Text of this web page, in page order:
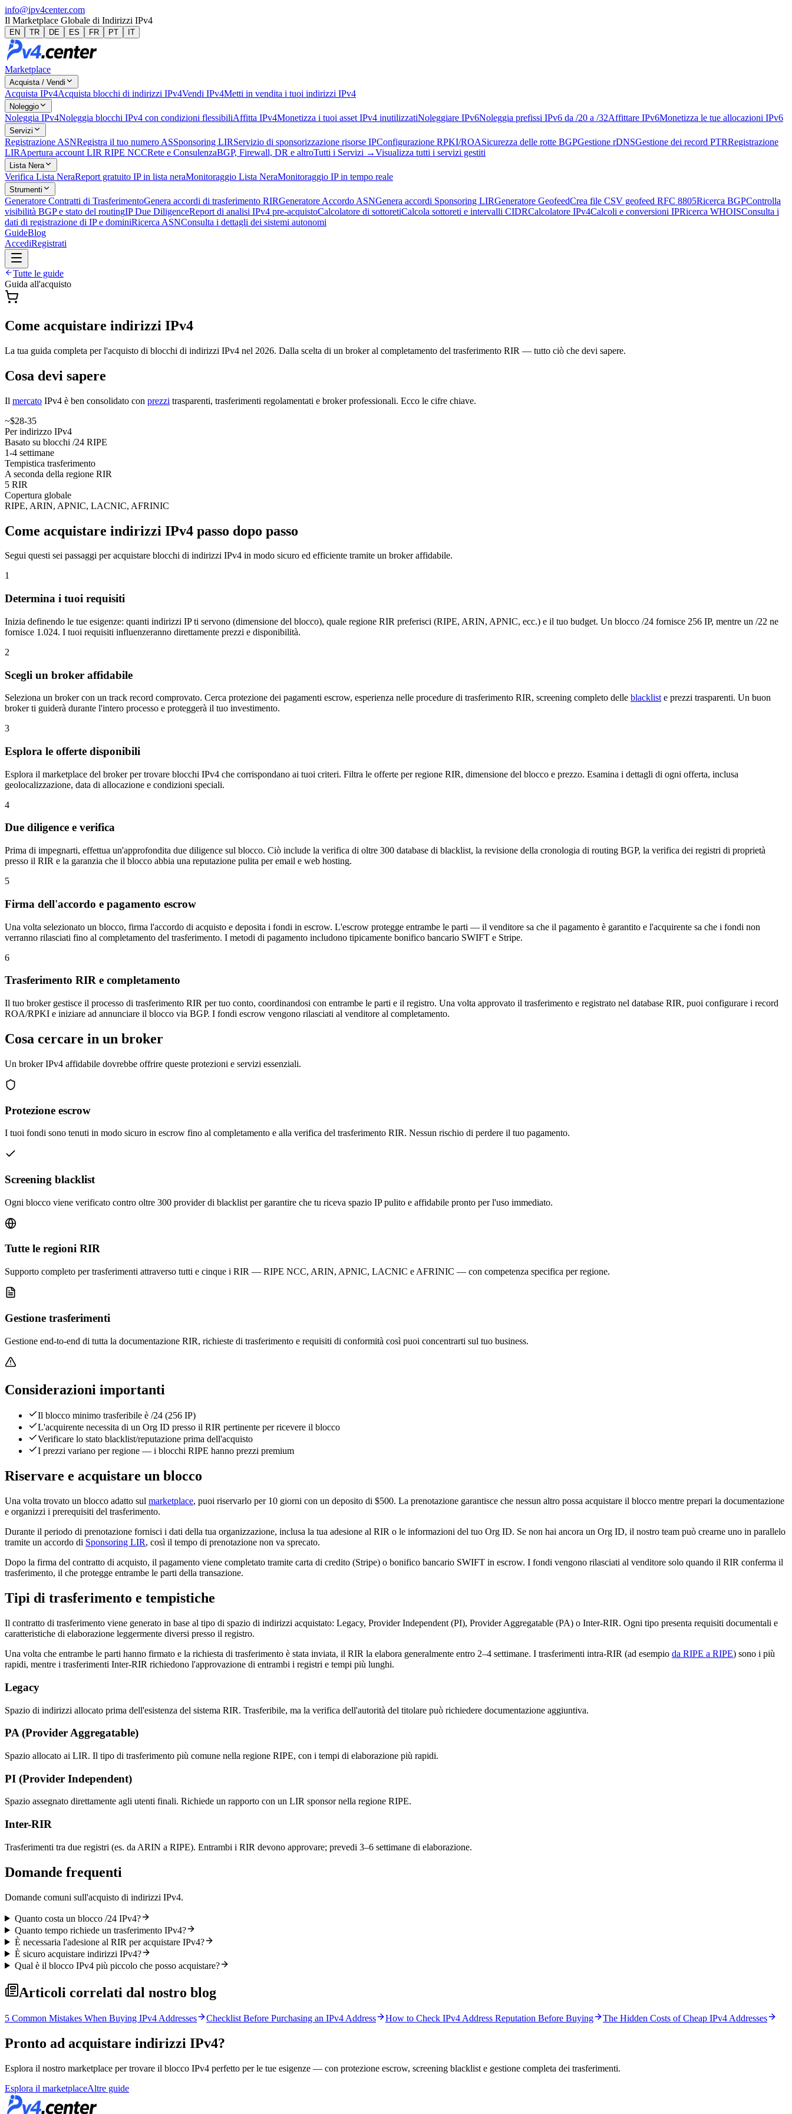
info@ipv4center.com
Il Marketplace Globale di Indirizzi IPv4
EN TR DE ES FR PT IT
Marketplace
Acquista / Vendi
Acquista IPv4Acquista blocchi di indirizzi IPv4Vendi IPv4Metti in vendita i tuoi indirizzi IPv4
Noleggio
Noleggia IPv4Noleggia blocchi IPv4 con condizioni flessibiliAffitta IPv4Monetizza i tuoi asset IPv4 inutilizzatiNoleggiare IPv6Noleggia prefissi IPv6 da /20 a /32Affittare IPv6Monetizza le tue allocazioni IPv6
Servizi
Registrazione ASNRegistra il tuo numero ASSponsoring LIRServizio di sponsorizzazione risorse IPConfigurazione RPKI/ROASicurezza delle rotte BGPGestione rDNSGestione dei record PTRRegistrazione
LIRApertura account LIR RIPE NCCRete e ConsulenzaBGP, Firewall, DR e altroTutti i Servizi →Visualizza tutti i servizi gestiti
Lista Nera
Verifica Lista NeraReport gratuito IP in lista neraMonitoraggio Lista NeraMonitoraggio IP in tempo reale
Strumenti
Generatore Contratti di TrasferimentoGenera accordi di trasferimento RIRGeneratore Accordo ASNGenera accordi Sponsoring LIRGeneratore GeofeedCrea file CSV geofeed RFC 8805Ricerca BGPControlla
visibilità BGP e stato del routingIP Due DiligenceReport di analisi IPv4 pre-acquistoCalcolatore di sottoretiCalcola sottoreti e intervalli CIDRCalcolatore IPv4Calcoli e conversioni IPRicerca WHOISConsulta i
dati di registrazione di IP e dominiRicerca ASNConsulta i dettagli dei sistemi autonomi
GuideBlog
AccediRegistrati
Tutte le guide
Guida all'acquisto
Come acquistare indirizzi IPv4
La tua guida completa per l'acquisto di blocchi di indirizzi IPv4 nel 2026. Dalla scelta di un broker al completamento del trasferimento RIR — tutto ciò che devi sapere.
Cosa devi sapere
Il mercato IPv4 è ben consolidato con prezzi trasparenti, trasferimenti regolamentati e broker professionali. Ecco le cifre chiave.
~$28-35
Per indirizzo IPv4
Basato su blocchi /24 RIPE
1-4 settimane
Tempistica trasferimento
A seconda della regione RIR
5 RIR
Copertura globale
RIPE, ARIN, APNIC, LACNIC, AFRINIC
Come acquistare indirizzi IPv4 passo dopo passo
Segui questi sei passaggi per acquistare blocchi di indirizzi IPv4 in modo sicuro ed efficiente tramite un broker affidabile.
1
Determina i tuoi requisiti
Inizia definendo le tue esigenze: quanti indirizzi IP ti servono (dimensione del blocco), quale regione RIR preferisci (RIPE, ARIN, APNIC, ecc.) e il tuo budget. Un blocco /24 fornisce 256 IP, mentre un /22 ne
fornisce 1.024. I tuoi requisiti influenzeranno direttamente prezzi e disponibilità.
2
Scegli un broker affidabile
Seleziona un broker con un track record comprovato. Cerca protezione dei pagamenti escrow, esperienza nelle procedure di trasferimento RIR, screening completo delle blacklist e prezzi trasparenti. Un buon
broker ti guiderà durante l'intero processo e proteggerà il tuo investimento.
3
Esplora le offerte disponibili
Esplora il marketplace del broker per trovare blocchi IPv4 che corrispondano ai tuoi criteri. Filtra le offerte per regione RIR, dimensione del blocco e prezzo. Esamina i dettagli di ogni offerta, inclusa
geolocalizzazione, data di allocazione e condizioni speciali.
4
Due diligence e verifica
Prima di impegnarti, effettua un'approfondita due diligence sul blocco. Ciò include la verifica di oltre 300 database di blacklist, la revisione della cronologia di routing BGP, la verifica dei registri di proprietà
presso il RIR e la garanzia che il blocco abbia una reputazione pulita per email e web hosting.
5
Firma dell'accordo e pagamento escrow
Una volta selezionato un blocco, firma l'accordo di acquisto e deposita i fondi in escrow. L'escrow protegge entrambe le parti — il venditore sa che il pagamento è garantito e l'acquirente sa che i fondi non
verranno rilasciati fino al completamento del trasferimento. I metodi di pagamento includono tipicamente bonifico bancario SWIFT e Stripe.
6
Trasferimento RIR e completamento
Il tuo broker gestisce il processo di trasferimento RIR per tuo conto, coordinandosi con entrambe le parti e il registro. Una volta approvato il trasferimento e registrato nel database RIR, puoi configurare i record
ROA/RPKI e iniziare ad annunciare il blocco via BGP. I fondi escrow vengono rilasciati al venditore al completamento.
Cosa cercare in un broker
Un broker IPv4 affidabile dovrebbe offrire queste protezioni e servizi essenziali.
Protezione escrow
I tuoi fondi sono tenuti in modo sicuro in escrow fino al completamento e alla verifica del trasferimento RIR. Nessun rischio di perdere il tuo pagamento.
Screening blacklist
Ogni blocco viene verificato contro oltre 300 provider di blacklist per garantire che tu riceva spazio IP pulito e affidabile pronto per l'uso immediato.
Tutte le regioni RIR
Supporto completo per trasferimenti attraverso tutti e cinque i RIR — RIPE NCC, ARIN, APNIC, LACNIC e AFRINIC — con competenza specifica per regione.
Gestione trasferimenti
Gestione end-to-end di tutta la documentazione RIR, richieste di trasferimento e requisiti di conformità così puoi concentrarti sul tuo business.
Considerazioni importanti
Il blocco minimo trasferibile è /24 (256 IP)
L'acquirente necessita di un Org ID presso il RIR pertinente per ricevere il blocco
Verificare lo stato blacklist/reputazione prima dell'acquisto
I prezzi variano per regione — i blocchi RIPE hanno prezzi premium
Riservare e acquistare un blocco
Una volta trovato un blocco adatto sul marketplace, puoi riservarlo per 10 giorni con un deposito di $500. La prenotazione garantisce che nessun altro possa acquistare il blocco mentre prepari la documentazione
e organizzi i prerequisiti del trasferimento.
Durante il periodo di prenotazione fornisci i dati della tua organizzazione, inclusa la tua adesione al RIR o le informazioni del tuo Org ID. Se non hai ancora un Org ID, il nostro team può crearne uno in parallelo
tramite un accordo di Sponsoring LIR, così il tempo di prenotazione non va sprecato.
Dopo la firma del contratto di acquisto, il pagamento viene completato tramite carta di credito (Stripe) o bonifico bancario SWIFT in escrow. I fondi vengono rilasciati al venditore solo quando il RIR conferma il
trasferimento, il che protegge entrambe le parti della transazione.
Tipi di trasferimento e tempistiche
Il contratto di trasferimento viene generato in base al tipo di spazio di indirizzi acquistato: Legacy, Provider Independent (PI), Provider Aggregatable (PA) o Inter-RIR. Ogni tipo presenta requisiti documentali e
caratteristiche di elaborazione leggermente diversi presso il registro.
Una volta che entrambe le parti hanno firmato e la richiesta di trasferimento è stata inviata, il RIR la elabora generalmente entro 2–4 settimane. I trasferimenti intra-RIR (ad esempio da RIPE a RIPE) sono i più
rapidi, mentre i trasferimenti Inter-RIR richiedono l'approvazione di entrambi i registri e tempi più lunghi.
Legacy
Spazio di indirizzi allocato prima dell'esistenza del sistema RIR. Trasferibile, ma la verifica dell'autorità del titolare può richiedere documentazione aggiuntiva.
PA (Provider Aggregatable)
Spazio allocato ai LIR. Il tipo di trasferimento più comune nella regione RIPE, con i tempi di elaborazione più rapidi.
PI (Provider Independent)
Spazio assegnato direttamente agli utenti finali. Richiede un rapporto con un LIR sponsor nella regione RIPE.
Inter-RIR
Trasferimenti tra due registri (es. da ARIN a RIPE). Entrambi i RIR devono approvare; prevedi 3–6 settimane di elaborazione.
Domande frequenti
Domande comuni sull'acquisto di indirizzi IPv4.
Quanto costa un blocco /24 IPv4?
Quanto tempo richiede un trasferimento IPv4?
È necessaria l'adesione al RIR per acquistare IPv4?
È sicuro acquistare indirizzi IPv4?
Qual è il blocco IPv4 più piccolo che posso acquistare?
Articoli correlati dal nostro blog
5 Common Mistakes When Buying IPv4 Addresses Checklist Before Purchasing an IPv4 Address How to Check IPv4 Address Reputation Before Buying The Hidden Costs of Cheap IPv4 Addresses
Pronto ad acquistare indirizzi IPv4?
Esplora il nostro marketplace per trovare il blocco IPv4 perfetto per le tue esigenze — con protezione escrow, screening blacklist e gestione completa dei trasferimenti.
Esplora il marketplaceAltre guide